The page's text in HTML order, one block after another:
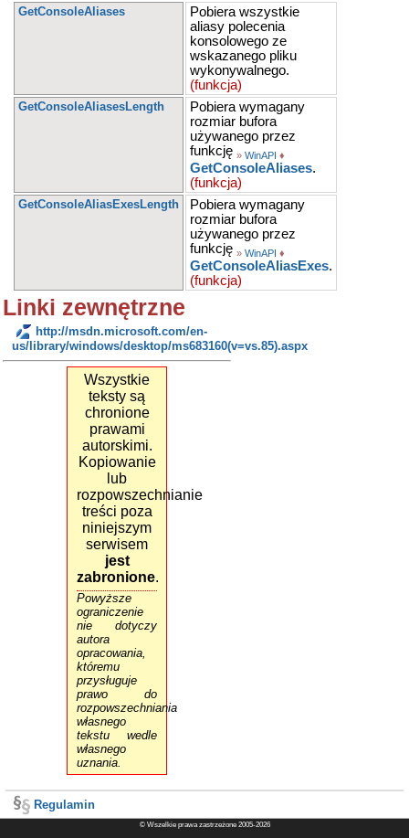
GetConsoleAliases
Pobiera wszystkie
aliasy polecenia
konsolowego ze
wskazanego pliku
wykonywalnego.
(funkcja)
GetConsoleAliasesLength
Pobiera wymagany
rozmiar bufora
używanego przez
funkcję » WinAPI ♦
GetConsoleAliases.
(funkcja)
GetConsoleAliasExesLength
Pobiera wymagany
rozmiar bufora
używanego przez
funkcję » WinAPI ♦
GetConsoleAliasExes.
(funkcja)
Linki zewnętrzne
http://msdn.microsoft.com/en-
us/library/windows/desktop/ms683160(v=vs.85).aspx
Wszystkie
teksty są
chronione
prawami
autorskimi.
Kopiowanie
lub
rozpowszechnianie
treści poza
niniejszym
serwisem
jest
zabronione.
Powyższe
ograniczenie
nie dotyczy
autora
opracowania,
któremu
przysługuje
prawo do
rozpowszechniania
własnego
tekstu wedle
własnego
uznania.
Regulamin
© Wszelkie prawa zastrzeżone 2005-2026